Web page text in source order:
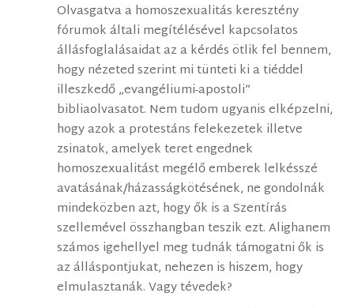
Olvasgatva a homoszexualitás keresztény
fórumok általi megítélésével kapcsolatos
állásfoglalásaidat az a kérdés ötlik fel bennem,
hogy nézeted szerint mi tünteti ki a tiéddel
illeszkedő „evangéliumi-apostoli”
bibliaolvasatot. Nem tudom ugyanis elképzelni,
hogy azok a protestáns felekezetek illetve
zsinatok, amelyek teret engednek
homoszexualitást megélő emberek lelkésszé
avatásának/házasságkötésének, ne gondolnák
mindeközben azt, hogy ők is a Szentírás
szellemével összhangban teszik ezt. Alighanem
számos igehellyel meg tudnák támogatni ők is
az álláspontjukat, nehezen is hiszem, hogy
elmulasztanák. Vagy tévedek?